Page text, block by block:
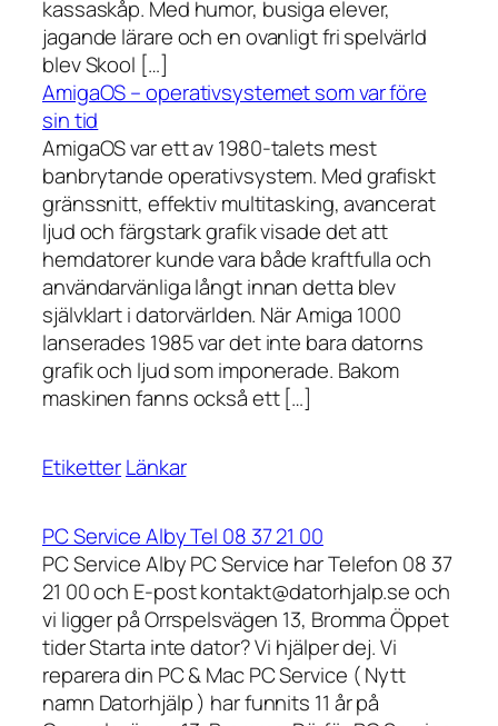
kassaskåp. Med humor, busiga elever,
jagande lärare och en ovanligt fri spelvärld
blev Skool […]
AmigaOS – operativsystemet som var före
sin tid
AmigaOS var ett av 1980-talets mest
banbrytande operativsystem. Med grafiskt
gränssnitt, effektiv multitasking, avancerat
ljud och färgstark grafik visade det att
hemdatorer kunde vara både kraftfulla och
användarvänliga långt innan detta blev
självklart i datorvärlden. När Amiga 1000
lanserades 1985 var det inte bara datorns
grafik och ljud som imponerade. Bakom
maskinen fanns också ett […]
EtiketterLänkar
PC Service Alby Tel 08 37 21 00
PC Service Alby PC Service har Telefon 08 37
21 00 och E-post kontakt@datorhjalp.se och
vi ligger på Orrspelsvägen 13, Bromma Öppet
tider Starta inte dator? Vi hjälper dej. Vi
reparera din PC & Mac PC Service ( Nytt
namn Datorhjälp ) har funnits 11 år på